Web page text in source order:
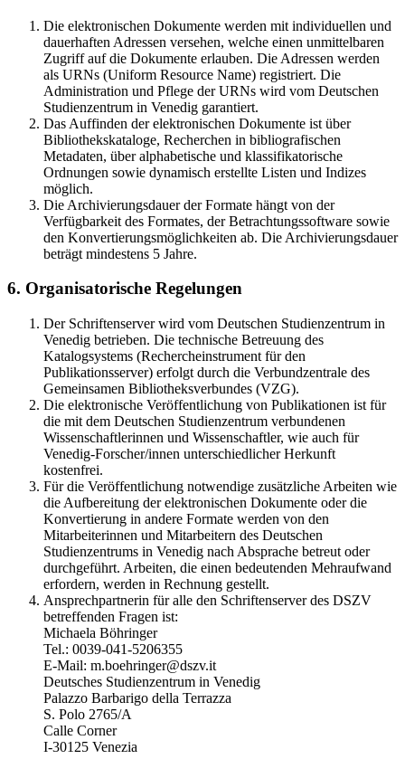
Die elektronischen Dokumente werden mit individuellen und
dauerhaften Adressen versehen, welche einen unmittelbaren
Zugriff auf die Dokumente erlauben. Die Adressen werden
als URNs (Uniform Resource Name) registriert. Die
Administration und Pflege der URNs wird vom Deutschen
Studienzentrum in Venedig garantiert.
Das Auffinden der elektronischen Dokumente ist über
Bibliothekskataloge, Recherchen in bibliografischen
Metadaten, über alphabetische und klassifikatorische
Ordnungen sowie dynamisch erstellte Listen und Indizes
möglich.
Die Archivierungsdauer der Formate hängt von der
Verfügbarkeit des Formates, der Betrachtungssoftware sowie
den Konvertierungsmöglichkeiten ab. Die Archivierungsdauer
beträgt mindestens 5 Jahre.
6. Organisatorische Regelungen
Der Schriftenserver wird vom Deutschen Studienzentrum in
Venedig betrieben. Die technische Betreuung des
Katalogsystems (Rechercheinstrument für den
Publikationsserver) erfolgt durch die Verbundzentrale des
Gemeinsamen Bibliotheksverbundes (VZG).
Die elektronische Veröffentlichung von Publikationen ist für
die mit dem Deutschen Studienzentrum verbundenen
Wissenschaftlerinnen und Wissenschaftler, wie auch für
Venedig-Forscher/innen unterschiedlicher Herkunft
kostenfrei.
Für die Veröffentlichung notwendige zusätzliche Arbeiten wie
die Aufbereitung der elektronischen Dokumente oder die
Konvertierung in andere Formate werden von den
Mitarbeiterinnen und Mitarbeitern des Deutschen
Studienzentrums in Venedig nach Absprache betreut oder
durchgeführt. Arbeiten, die einen bedeutenden Mehraufwand
erfordern, werden in Rechnung gestellt.
Ansprechpartnerin für alle den Schriftenserver des DSZV
betreffenden Fragen ist:
Michaela Böhringer
Tel.: 0039-041-5206355
E-Mail: m.boehringer@dszv.it
Deutsches Studienzentrum in Venedig
Palazzo Barbarigo della Terrazza
S. Polo 2765/A
Calle Corner
I-30125 Venezia